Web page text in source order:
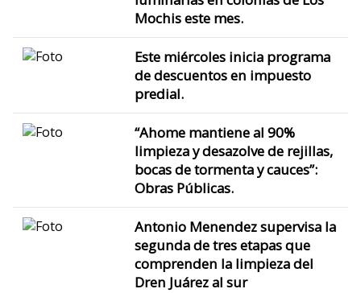
Mochis este mes.
Este miércoles inicia programa
de descuentos en impuesto
predial.
“Ahome mantiene al 90%
limpieza y desazolve de rejillas,
bocas de tormenta y cauces”:
Obras Públicas.
Antonio Menendez supervisa la
segunda de tres etapas que
comprenden la limpieza del
Dren Juárez al sur